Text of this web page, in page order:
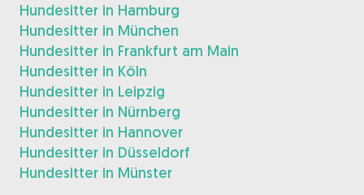
Hundesitter in Hamburg
Hundesitter in München
Hundesitter in Frankfurt am Main
Hundesitter in Köln
Hundesitter in Leipzig
Hundesitter in Nürnberg
Hundesitter in Hannover
Hundesitter in Düsseldorf
Hundesitter in Münster